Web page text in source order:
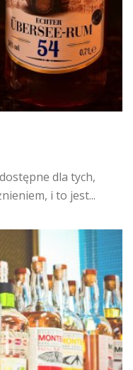
dla tych,
i to jest...